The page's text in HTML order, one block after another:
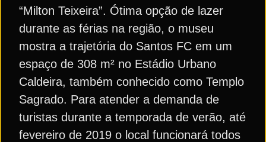
“Milton Teixeira”. Ótima opção de lazer
durante as férias na região, o museu
mostra a trajetória do Santos FC em um
espaço de 308 m² no Estádio Urbano
Caldeira, também conhecido como Templo
Sagrado. Para atender a demanda de
turistas durante a temporada de verão, até
fevereiro de 2019 o local funcionará todos